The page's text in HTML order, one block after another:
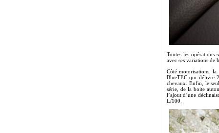
Toutes les opérations
avec ses variations de
Côté motorisations,
BlueTEC qui délivre
chevaux. Enfin, le
série, de la boite
l’ajout d’une
L/100.